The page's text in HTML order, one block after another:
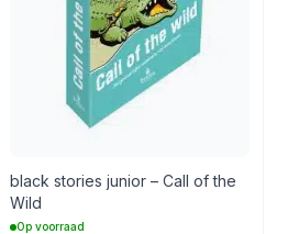
black stories junior – Call of the
Wild
Op voorraad